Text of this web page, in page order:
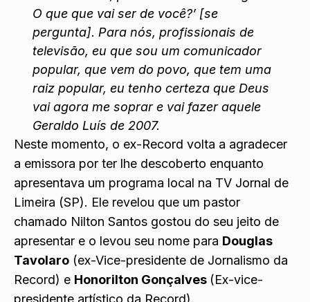
O que que vai ser de você?’ [se
pergunta]. Para nós, profissionais de
televisão, eu que sou um comunicador
popular, que vem do povo, que tem uma
raiz popular, eu tenho certeza que Deus
vai agora me soprar e vai fazer aquele
Geraldo Luís de 2007.
Neste momento, o ex-Record volta a agradecer
a emissora por ter lhe descoberto enquanto
apresentava um programa local na TV Jornal de
Limeira (SP). Ele revelou que um pastor
chamado Nilton Santos gostou do seu jeito de
apresentar e o levou seu nome para Douglas
Tavolaro (ex-Vice-presidente de Jornalismo da
Record) e Honorilton Gonçalves (Ex-vice-